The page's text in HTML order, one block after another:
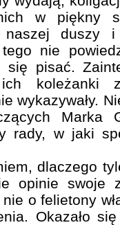
w piękny
duszy
nie
pisać.
koleżanki
wykazywały.
Marka
rady, w jaki
dlaczego
opinie swoje
o felietony
Okazało